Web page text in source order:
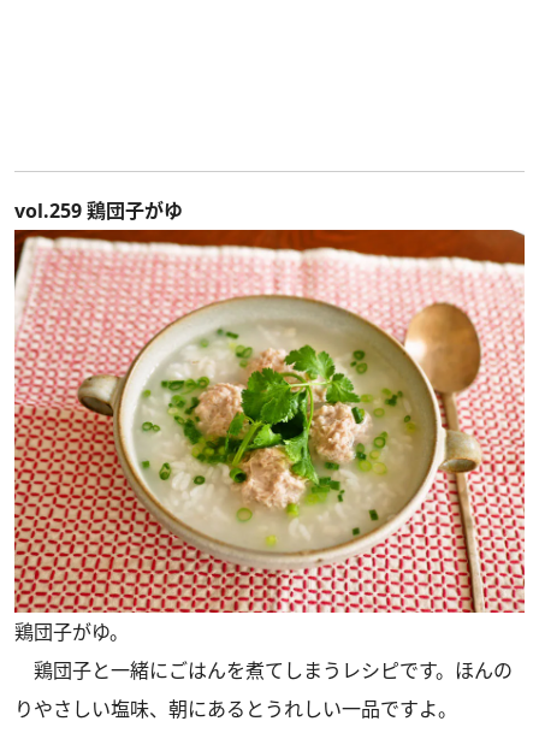
vol.259 鶏団子がゆ
鶏団子がゆ。
鶏団子と一緒にごはんを煮てしまうレシピです。ほんの
りやさしい塩味、朝にあるとうれしい一品ですよ。